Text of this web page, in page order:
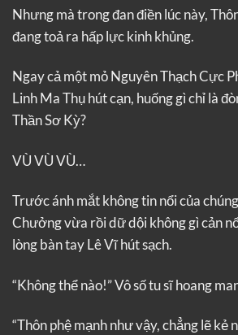
Nhưng mà trong đan điền lúc này,
đang toả ra hấp lực kinh khủng.
Ngay cả một mỏ Nguyên Thạch Cực
Linh Ma Thụ hút cạn, huống gì chỉ là
Thần Sơ Kỳ?
VÙ VÙ VÙ…
Trước ánh mắt không tin nổi của
Chưởng vừa rồi dữ dội không gì cản
lòng bàn tay Lê Vĩ hút sạch.
“Không thể nào!” Vô số tu sĩ hoang
“Thôn phệ mạnh như vậy, chẳng lẽ kẻ